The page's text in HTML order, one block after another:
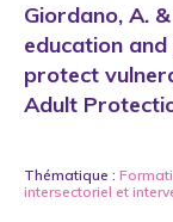
Giordano, A.
education
protect
Adult
Thématique :
intersectoriel et